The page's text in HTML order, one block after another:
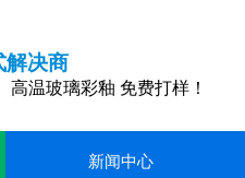
解决商
高温玻璃彩釉 免费打样！
新闻中心